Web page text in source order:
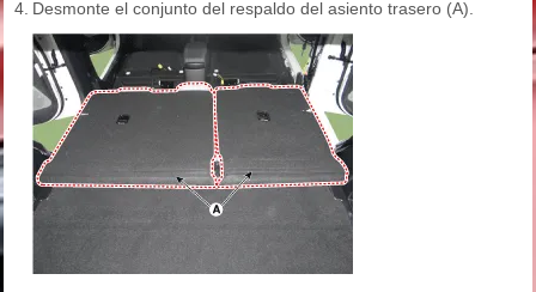
4. Desmonte el conjunto del respaldo del asiento trasero (A).